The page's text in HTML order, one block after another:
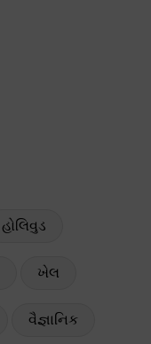
હોલિવુડ
ખેલ
વૈજ્ઞાનિક